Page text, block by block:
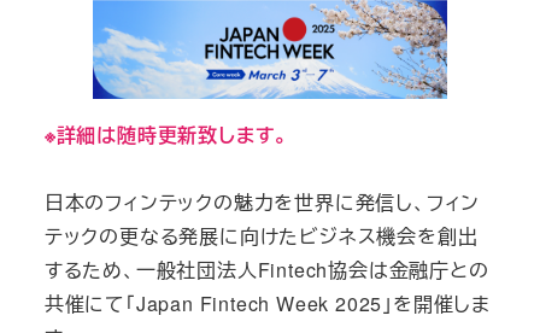
※詳細は随時更新致します。
日本のフィンテックの魅力を世界に発信し、フィン
テックの更なる発展に向けたビジネス機会を創出
するため、一般社団法人Fintech協会は金融庁との
共催にて「Japan Fintech Week 2025」を開催しま